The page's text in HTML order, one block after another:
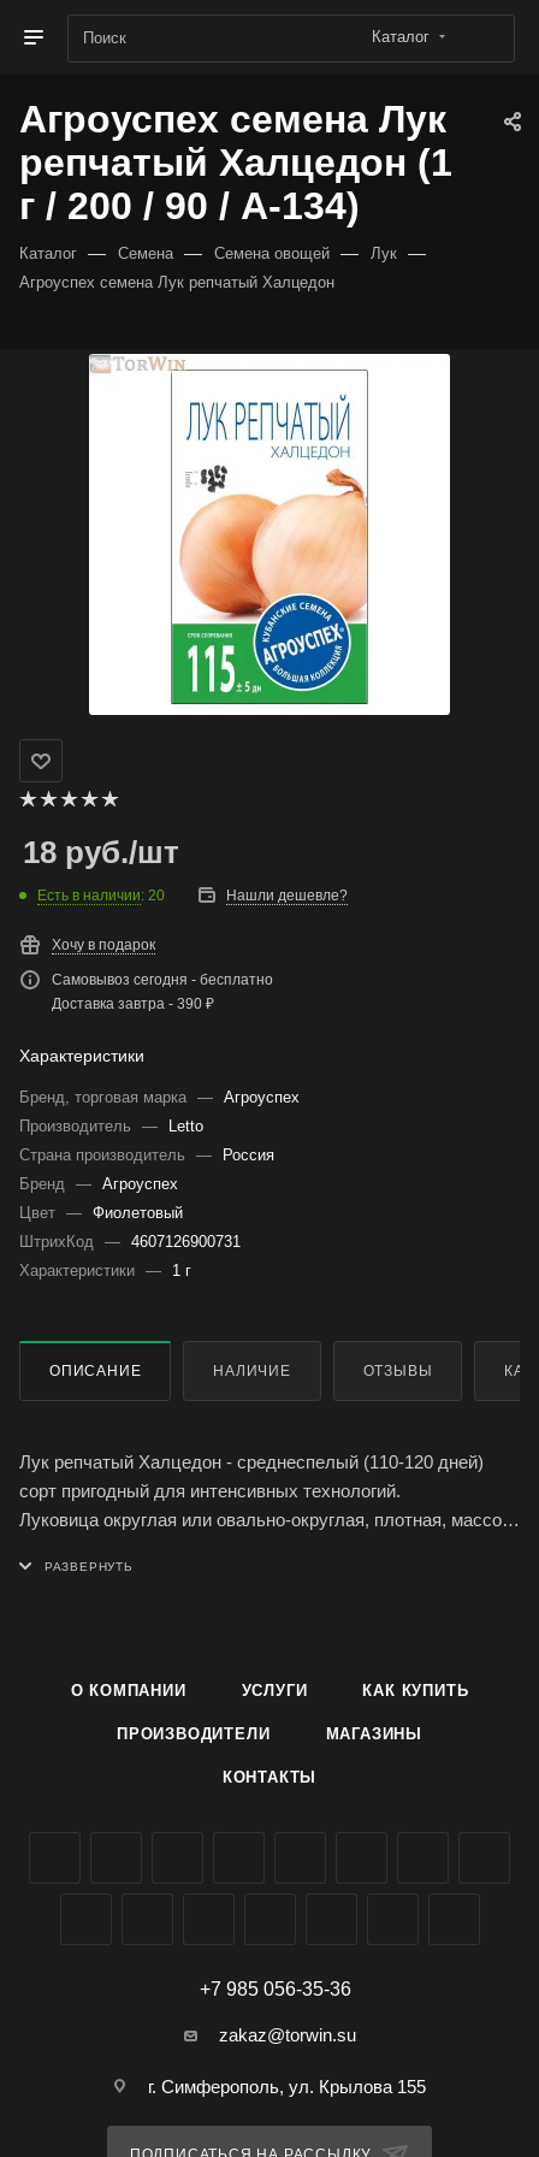
Каталог
Агроуспех семена Лук
репчатый Халцедон (1
г / 200 / 90 / А-134)
Каталог — Семена — Семена овощей — Лук —
Агроуспех семена Лук репчатый Халцедон
18 руб./шт
Есть в наличии: 20 Нашли дешевле?
Хочу в подарок
Самовывоз сегодня - бесплатно
Доставка завтра - 390 ₽
Характеристики
Бренд, торговая марка — Агроуспех
Производитель
—
Letto
Страна производитель
—
Россия
Бренд — Агроуспех
Цвет — Фиолетовый
ШтрихКод — 4607126900731
Характеристики — 1 г
ОПИСАНИЕ НАЛИЧИЕ ОТЗЫВЫ
Лук репчатый Халцедон - среднеспелый (110-120 дней)
сорт пригодный для интенсивных технологий.
Луковица округлая или овально-округлая, плотная, массой
острый.
Условия и способ выращивания указан на упаковке.
Симферополе, Крыму, доставка по всей России.
О КОМПАНИИ УСЛУГИ КАК КУПИТЬ
ПРОИЗВОДИТЕЛИ МАГАЗИНЫ
КОНТАКТЫ
+7 985 056-35-36
zakaz@torwin.su
г. Симферополь, ул. Крылова 155